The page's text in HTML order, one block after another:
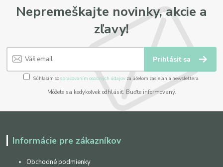
Nepremeškajte novinky, akcie a
zľavy!
Prihlásiť sa
Súhlasím sospracovaním osobných údajov za účelom zasielania newslettera.
Môžete sa kedykoľvek odhlásiť. Buďte informovaný.
Informácie pre zákazníkov
Obchodné podmienky